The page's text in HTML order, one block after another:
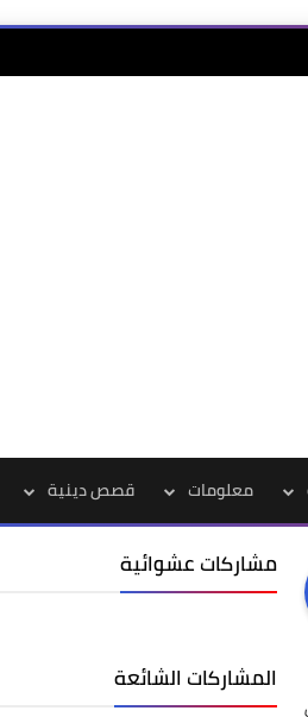
معلومات قصص دينية
مشاركات عشوائية
المشاركات الشائعة